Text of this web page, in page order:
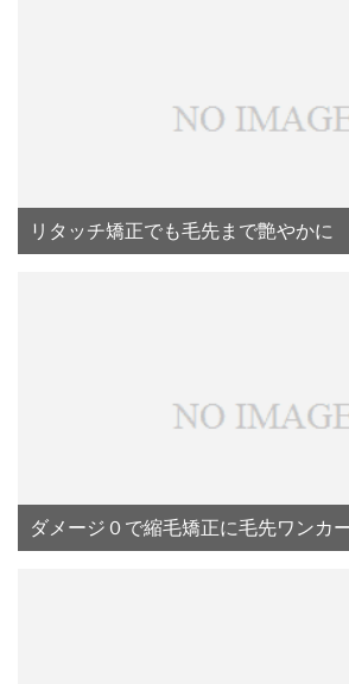
リタッチ矯正でも毛先まで艶やかに
ダメージ０で縮毛矯正に毛先ワンカ